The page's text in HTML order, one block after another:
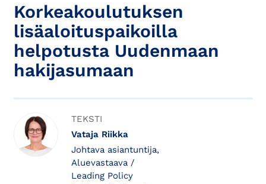
Korkeakoulutuksen
lisäaloituspaikoilla
helpotusta Uudenmaan
hakijasumaan
TEKSTI
Vataja Riikka
Johtava asiantuntija,
Aluevastaava /
Leading Policy